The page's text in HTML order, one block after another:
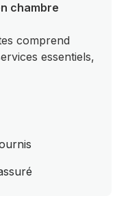
chambre
comprend
essentiels,